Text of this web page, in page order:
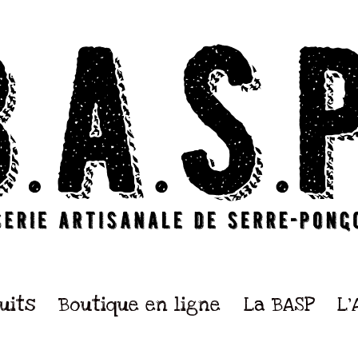
Boutique en ligne La BASP